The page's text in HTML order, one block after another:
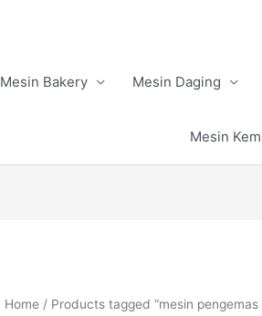
Mesin Bakery Mesin Daging
Mesin
Home / Products tagged “mesin